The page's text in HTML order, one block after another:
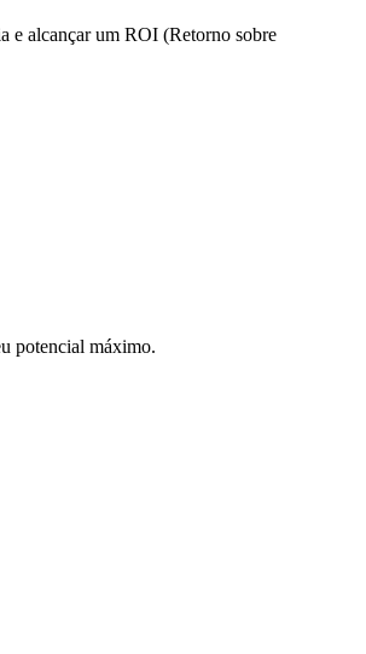
e alcançar um ROI (Retorno sobre
potencial máximo.